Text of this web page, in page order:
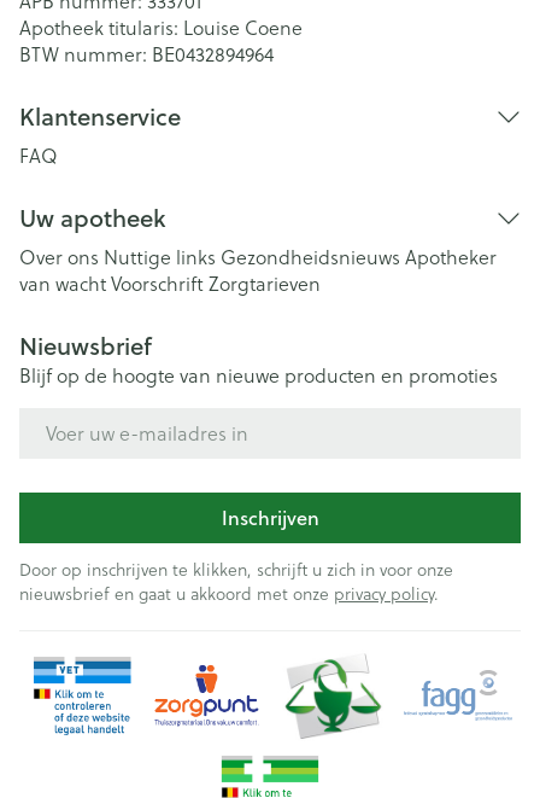
Apotheek titularis: Louise Coene
BTW nummer: BE0432894964
Klantenservice
FAQ
Uw apotheek
Over ons Nuttige links Gezondheidsnieuws Apotheker
van wachtVoorschriftZorgtarieven
Nieuwsbrief
Blijf op de hoogte van nieuwe producten en promoties
Inschrijven
Door op inschrijven te klikken, schrijft u zich in voor onze
nieuwsbrief en gaat u akkoord met onze privacy policy.